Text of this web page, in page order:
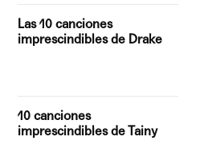
Las 10 canciones
imprescindibles de Drake
10 canciones
imprescindibles de Tainy